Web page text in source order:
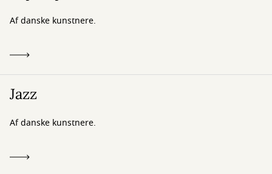
Af danske kunstnere.
Jazz
Af danske kunstnere.